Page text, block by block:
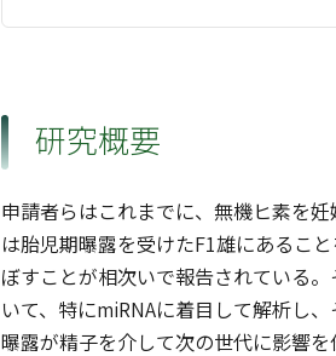
研究概要
申請者らはこれまでに、無機ヒ素を
は胎児期曝露を受けたF1雄にあるこ
ぼすことが相次いで報告されている
いて、特にmiRNAに着目して解析し
曝露が精子を介して次の世代に影響